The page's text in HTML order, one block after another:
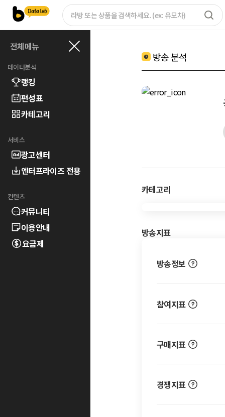
전체메뉴
데이터분석
랭킹
편성표
카테고리
서비스
광고센터
엔터프라이즈 전용
컨텐츠
커뮤니티
이용안내
요금제
방송 분석
카테고리
방송지표
방송정보
참여지표
구매지표
경쟁지표